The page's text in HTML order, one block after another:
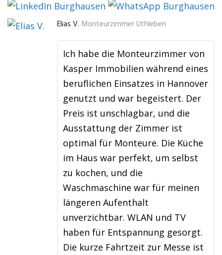
Elias V. Monteurzimmer Uthleben
Ich habe die Monteurzimmer von
Kasper Immobilien während eines
beruflichen Einsatzes in Hannover
genutzt und war begeistert. Der
Preis ist unschlagbar, und die
Ausstattung der Zimmer ist
optimal für Monteure. Die Küche
im Haus war perfekt, um selbst
zu kochen, und die
Waschmaschine war für meinen
längeren Aufenthalt
unverzichtbar. WLAN und TV
haben für Entspannung gesorgt.
Die kurze Fahrtzeit zur Messe ist